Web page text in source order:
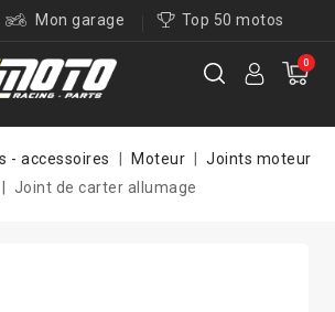
Mon garage Top 50 motos
0
- accessoires Moteur
Joints moteur
Joint de carter allumage